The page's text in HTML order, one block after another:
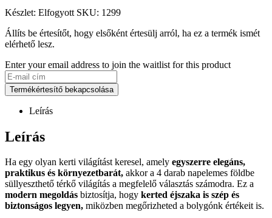
Készlet: Elfogyott SKU: 1299
Állíts be értesítőt, hogy elsőként értesülj arról, ha ez a termék ismét
elérhető lesz.
Enter your email address to join the waitlist for this product
Termékértesítő bekapcsolása
Leírás
Leírás
Ha egy olyan kerti világítást keresel, amely egyszerre elegáns,
praktikus és környezetbarát, akkor a 4 darab napelemes földbe
süllyeszthető térkő világítás a megfelelő választás számodra. Ez a
modern megoldás biztosítja, hogy kerted éjszaka is szép és
biztonságos legyen, miközben megőrizheted a bolygónk értékeit is.